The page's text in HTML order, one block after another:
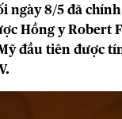
ngày 8/5 đã
Hồng yRobert
đầu tiên được